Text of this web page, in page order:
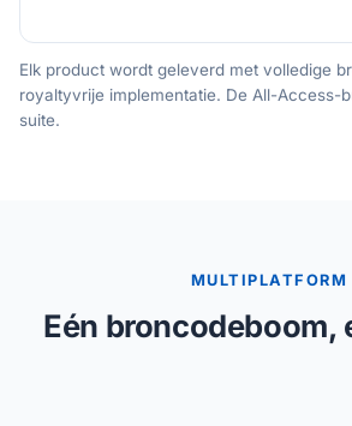
Elk product wordt geleverd met volledige
royaltyvrije implementatie. De All-Access-
suite.
MULTIPLATFORM
Eén broncodeboom,